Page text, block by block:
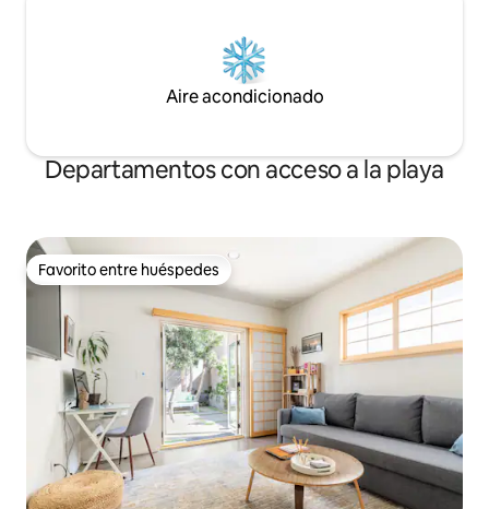
Aire acondicionado
Departamentos con acceso a la playa
Favorito entre huéspedes
Favorito entre huéspedes